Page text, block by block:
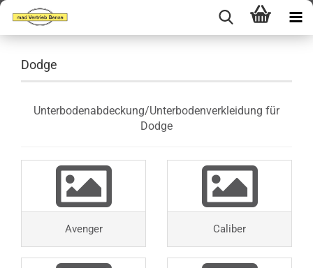
Dodge
Unterbodenabdeckung/Unterbodenverkleidung für
Dodge
Avenger Caliber